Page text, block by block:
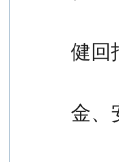
健回
金、